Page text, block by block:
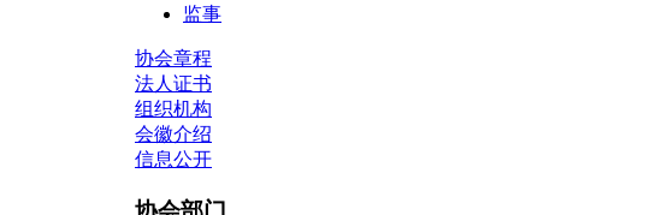
监事
协会章程
法人证书
组织机构
会徽介绍
信息公开